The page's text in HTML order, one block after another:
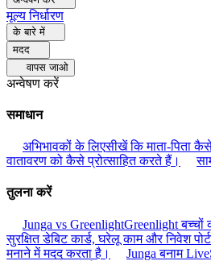
मूल्य निर्धारण
के बारे में
मदद
वापस जाओ
अन्वेषण करें
समाधान
अभिभावकों के लिएसीखें कि माता-पिता
वातावरण को कैसे प्रोत्साहित करते हैं।
तुलना करें
Junga vs GreenlightGreenlight बच्चों
सुरक्षित डेबिट कार्ड, घरेलू काम और निवेश
मनाने में मदद करता है।
Junga बनाम